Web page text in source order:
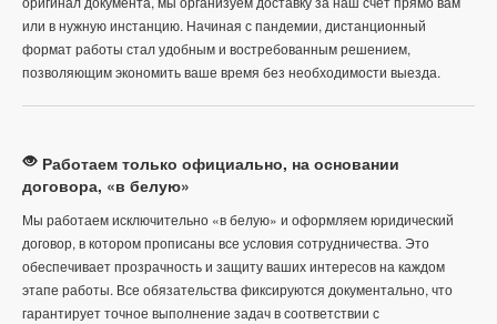
или в нужную инстанцию. Начиная с пандемии, дистанционный
формат работы стал удобным и востребованным решением,
позволяющим экономить ваше время без необходимости выезда.
Работаем только официально, на основании
договора, «в белую»
Мы работаем исключительно «в белую» и оформляем юридический
договор, в котором прописаны все условия сотрудничества. Это
обеспечивает прозрачность и защиту ваших интересов на каждом
этапе работы. Все обязательства фиксируются документально, что
гарантирует точное выполнение задач в соответствии с